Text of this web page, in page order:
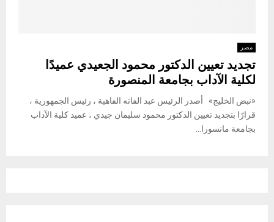
مصر
تجديد تعيين الدكتور محمود الجعيدي عميدًا
لكلية الآداب بجامعة المنصورة
«نبض الخليج» أصدر الرئيس عبد الفاته الفاهية ، رئيس الجمهورية ،
قرارًا بتجديد تعيين الدكتور محمود سليمان جيدي ، عميد كلية الآداب
بجامعة مانسورا...